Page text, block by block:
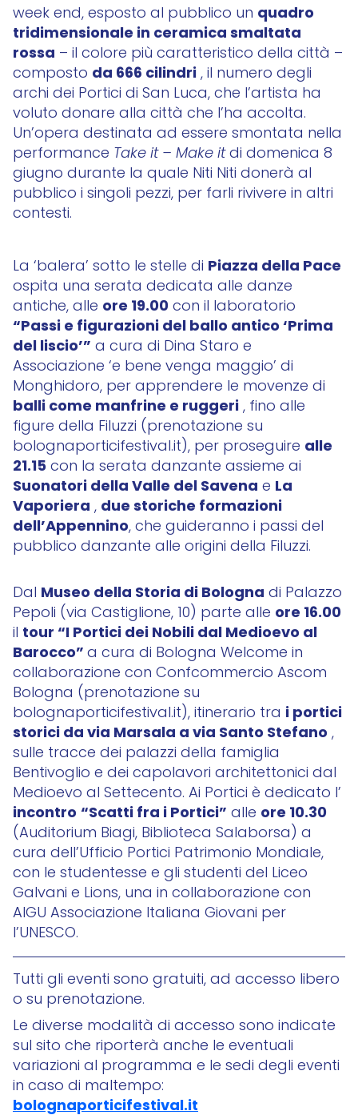
week end, esposto al pubblico un quadro
tridimensionale in ceramica smaltata
rossa – il colore più caratteristico della città –
composto da 666 cilindri, il numero degli
archi dei Portici di San Luca, che l’artista ha
voluto donare alla città che l’ha accolta.
Un’opera destinata ad essere smontata nella
performance Take it – Make itdi domenica 8
giugno durante la quale Niti Niti donerà al
pubblico i singoli pezzi, per farli rivivere in altri
contesti.
La ‘balera’ sotto le stelle di Piazza della Pace
ospita una serata dedicata alle danze
antiche, alle ore 19.00con il laboratorio
“Passi e figurazioni del ballo antico ‘Prima
del liscio’” a cura di Dina Staro e
Associazione ‘e bene venga maggio’ di
Monghidoro, per apprendere le movenze di
balli come manfrine e ruggeri, fino alle
figure della Filuzzi (prenotazione su
bolognaporticifestival.it), per proseguire alle
21.15 con la serata danzante assieme ai
Suonatori della Valle del Savena e La
Vaporiera , due storiche formazioni
dell’Appennino, che guideranno i passi del
pubblico danzante alle origini della Filuzzi.
Dal Museo della Storia di Bologna di Palazzo
Pepoli (via Castiglione, 10) parte alle ore 16.00
il tour “I Portici dei Nobili dal Medioevo al
Barocco”a cura di Bologna Welcome in
collaborazione con Confcommercio Ascom
Bologna (prenotazione su
bolognaporticifestival.it), itinerario tra i portici
storici da via Marsala a via Santo Stefano ,
sulle tracce dei palazzi della famiglia
Bentivoglio e dei capolavori architettonici dal
Medioevo al Settecento. Ai Portici è dedicato l’
incontro“Scatti fra i Portici” alle ore 10.30
(Auditorium Biagi, Biblioteca Salaborsa) a
cura dell’Ufficio Portici Patrimonio Mondiale,
con le studentesse e gli studenti del Liceo
Galvani e Lions, una in collaborazione con
AIGU Associazione Italiana Giovani per
l’UNESCO.
Tutti gli eventi sono gratuiti, ad accesso libero
o su prenotazione.
Le diverse modalità di accesso sono indicate
sul sito che riporterà anche le eventuali
variazioni al programma e le sedi degli eventi
in caso di maltempo:
bolognaporticifestival.it